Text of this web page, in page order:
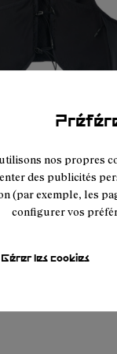
nos propres
des publicités
(par exemple, les
configurer vos
Gérer les cookies